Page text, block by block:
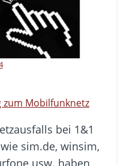
zum Mobilfunknetz
bei 1&1
sim.de, winsim,
usw. haben